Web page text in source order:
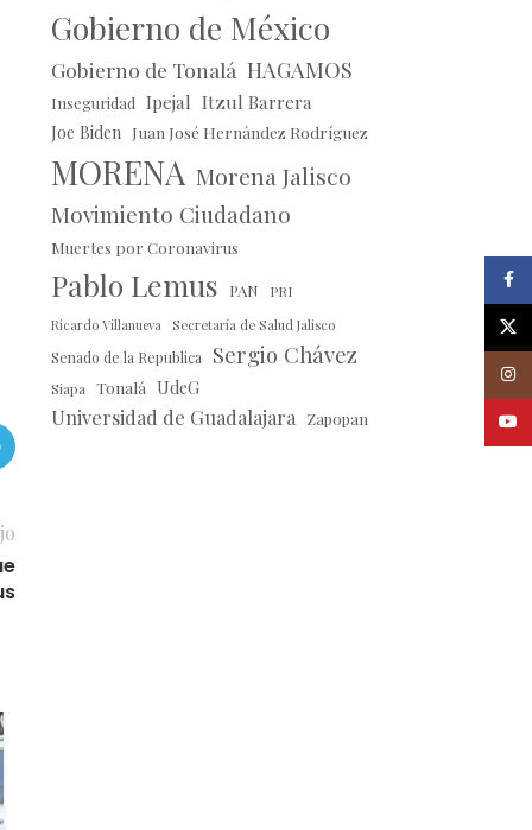
Gobierno de México
Gobierno de Tonalá HAGAMOS
Inseguridad Ipejal Itzul Barrera
Joe Biden Juan José Hernández Rodríguez
MORENA Morena Jalisco
Movimiento Ciudadano
Muertes por Coronavirus
Pablo Lemus PAN PRI
Ricardo Villanueva Secretaría de Salud Jalisco
Senado de la Republica Sergio Chávez
Siapa Tonalá UdeG
Universidad de Guadalajara Zapopan